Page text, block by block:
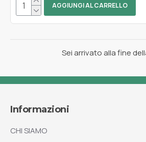
AGGIUNGI AL CARRELLO
Sei arrivato alla fine
Informazioni
CHI SIAMO